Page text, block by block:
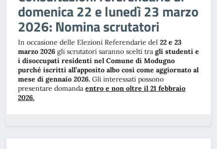
domenica 22 e lunedì 23 marzo
2026: Nomina scrutatori
In occasione delle Elezioni Referendarie del 22 e 23
marzo 2026 gli scrutatori saranno scelti tra gli studenti e
i disoccupati residenti nel Comune di Modugno
purché iscritti all’apposito albo cosi come aggiornato al
mese di gennaio 2026. Gli interessati possono
presentare domanda entro e non oltre il 21 febbraio
2026.